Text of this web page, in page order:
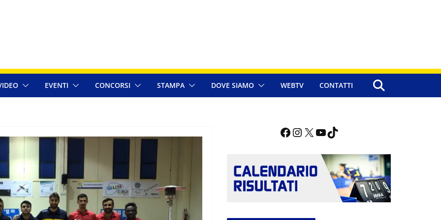
EVENTI CONCORSI STAMPA DOVE SIAMO WEBTV CONTATTI
Facebook InstagramX YouTube TikTok